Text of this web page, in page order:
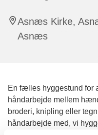
Asnæs Kirke,
Asnæs
En fælles hyggestund for
håndarbejde mellem
broderi, knipling eller
håndarbejde med, vi